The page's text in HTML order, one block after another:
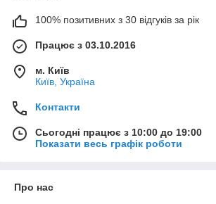
100% позитивних з 30 відгуків за рік
Працює з 03.10.2016
м. Київ
Київ, Україна
Контакти
Сьогодні працює з 10:00 до 19:00
Показати весь графік роботи
Про нас